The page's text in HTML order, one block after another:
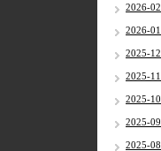
2026-02
2026-01
2025-12
2025-11
2025-10
2025-09
2025-08